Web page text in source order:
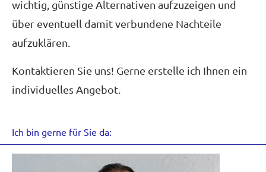
wichtig, günstige Alternativen aufzuzeigen und
über eventuell damit verbundene Nachteile
aufzuklären.
Kontaktieren Sie uns! Gerne erstelle ich Ihnen ein
individuelles Angebot.
Ich bin gerne für Sie da: